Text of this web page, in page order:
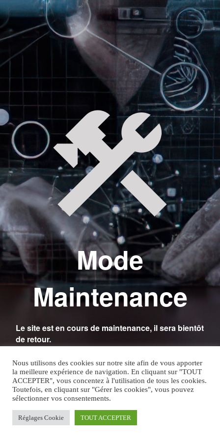
Mode
Maintenance
Le site est en cours de maintenance, il sera bientôt
de retour.
Nous utilisons des cookies sur notre site afin de vous apporter
la meilleure expérience de navigation. En cliquant sur "TOUT
ACCEPTER", vous concentez à l'utilisation de tous les cookies.
Toutefois, en cliquant sur "Gérer les cookies", vous pouvez
sélectionner vos consentements.
Réglages Cookie TOUT ACCEPTER